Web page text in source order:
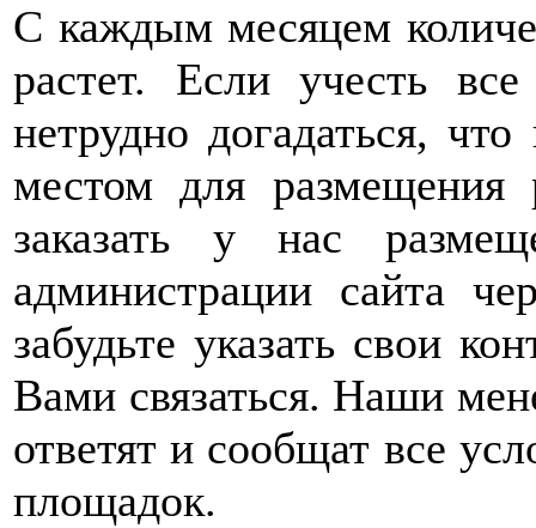
С каждым месяцем
растет. Если учесть
нетрудно догадаться,
местом для размещения
заказать у нас
администрации сайта
забудьте указать свои
Вами связаться. Наши
ответят и сообщат все
площадок.